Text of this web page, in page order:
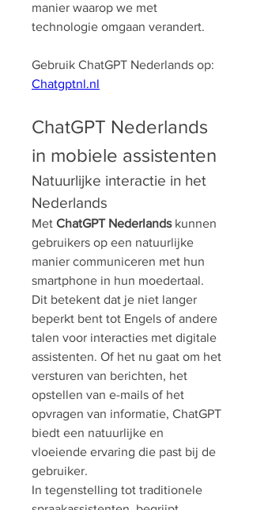
manier waarop we met
technologie omgaan verandert.
Chatgptnl.nl
ChatGPT Nederlands
in mobiele assistenten
Natuurlijke interactie in het
Nederlands
Met ChatGPT Nederlands kunnen
gebruikers op een natuurlijke
manier communiceren met hun
smartphone in hun moedertaal.
Dit betekent dat je niet langer
beperkt bent tot Engels of andere
talen voor interacties met digitale
assistenten. Of het nu gaat om het
versturen van berichten, het
opstellen van e-mails of het
opvragen van informatie, ChatGPT
biedt een natuurlijke en
vloeiende ervaring die past bij de
gebruiker.
In tegenstelling tot traditionele